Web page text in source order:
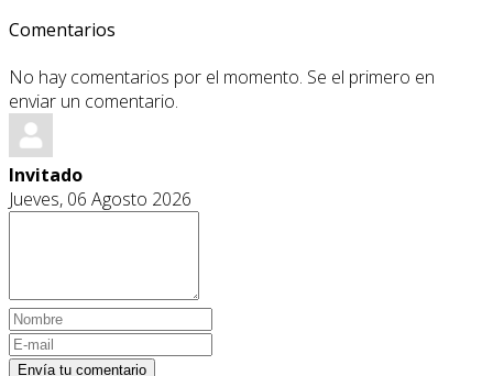
Comentarios
No hay comentarios por el momento. Se el primero en
enviar un comentario.
Invitado
Jueves, 06 Agosto 2026
Envía tu comentario